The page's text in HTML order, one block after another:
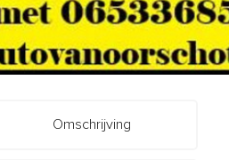
Omschrijving